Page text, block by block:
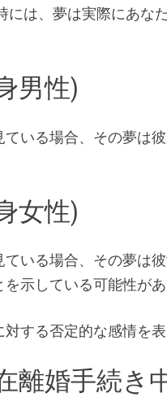
には、夢は実際にあな
男性)
いる場合、その夢は
女性)
いる場合、その夢は
示している可能性があ
する否定的な感情を
離婚手続き